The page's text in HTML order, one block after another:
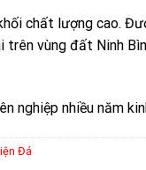
chất lượng cao.
trên vùng đất Ninh
nghiệp nhiều năm
Đá